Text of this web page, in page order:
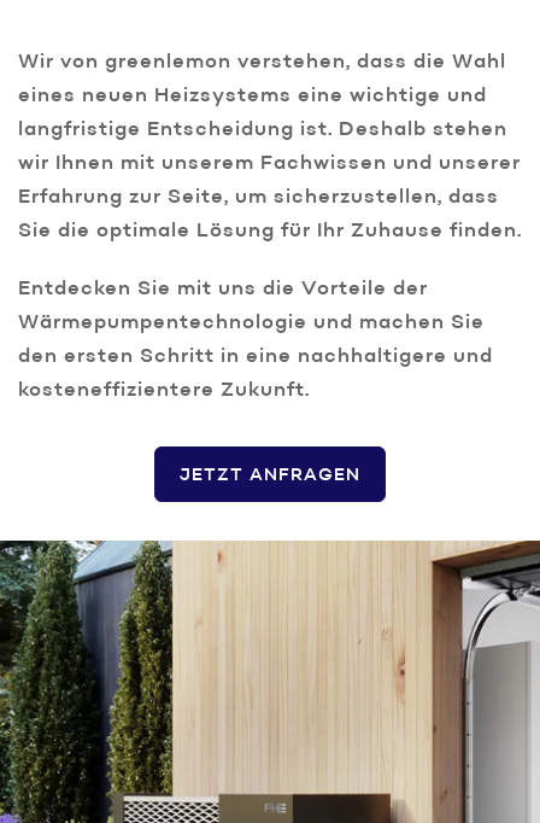
Wir von greenlemon verstehen, dass die Wahl
eines neuen Heizsystems eine wichtige und
langfristige Entscheidung ist. Deshalb stehen
wir Ihnen mit unserem Fachwissen und unserer
Erfahrung zur Seite, um sicherzustellen, dass
Sie die optimale Lösung für Ihr Zuhause finden.
Entdecken Sie mit uns die Vorteile der
Wärmepumpentechnologie und machen Sie
den ersten Schritt in eine nachhaltigere und
kosteneffizientere Zukunft.
JETZT ANFRAGEN